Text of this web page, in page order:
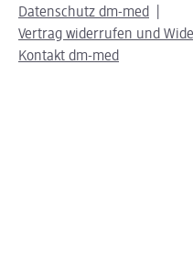
Datenschutz dm-med
Vertrag widerrufen und
Kontakt dm-med